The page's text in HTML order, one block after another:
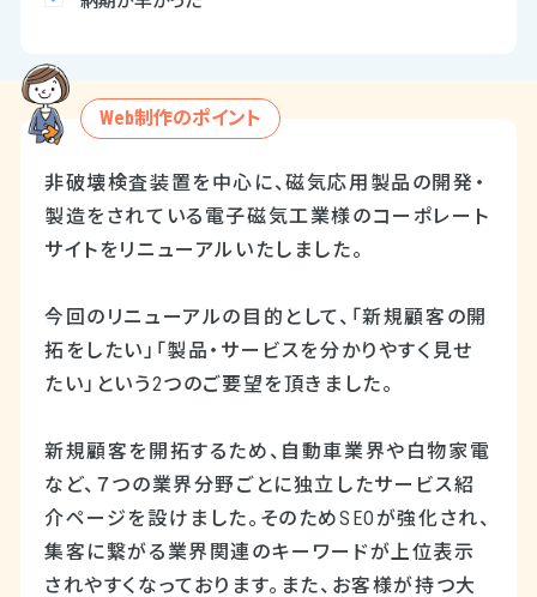
Web制作のポイント
非破壊検査装置を中心に、磁気応用製品の開発・
製造をされている電子磁気工業様のコーポレート
サイトをリニューアルいたしました。
今回のリニューアルの目的として、「新規顧客の開
拓をしたい」「製品・サービスを分かりやすく見せ
たい」という2つのご要望を頂きました。
新規顧客を開拓するため、自動車業界や白物家電
など、７つの業界分野ごとに独立したサービス紹
介ページを設けました。そのためSEOが強化され、
集客に繋がる業界関連のキーワードが上位表示
されやすくなっております。また、お客様が持つ大